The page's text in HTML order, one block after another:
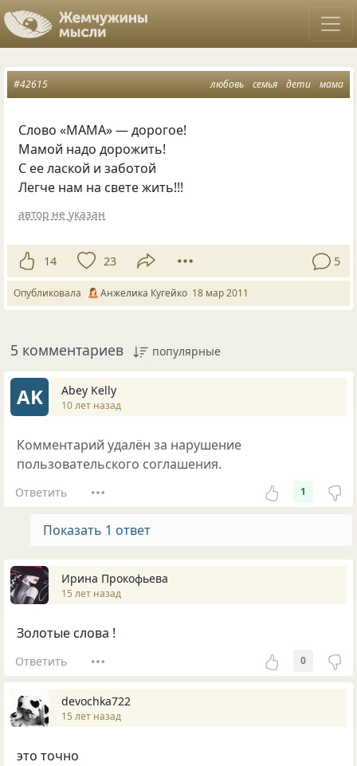
любовь семья дети мама
#42615
Слово «МАМА» — дорогое!
Мамой надо дорожить!
С ее лаской и заботой
Легче нам на свете жить!!!
автор не указан
14 23 5
Опубликовала Анжелика Кугейко 18 мар 2011
5 комментариев популярные
AK Abey Kelly
10 лет назад
Комментарий удалён за нарушение
пользовательского соглашения.
Ответить 1
Показать 1 ответ
Ирина Прокофьева
15 лет назад
Золотые слова !
Ответить 0
devochka722
15 лет назад
это точно